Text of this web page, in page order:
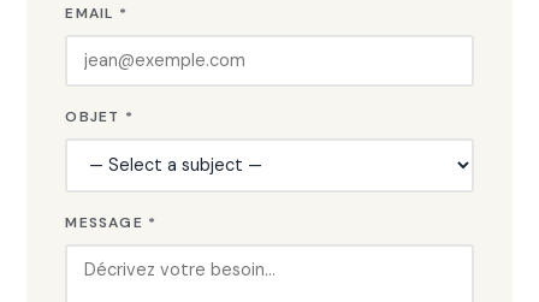
EMAIL *
OBJET *
MESSAGE *